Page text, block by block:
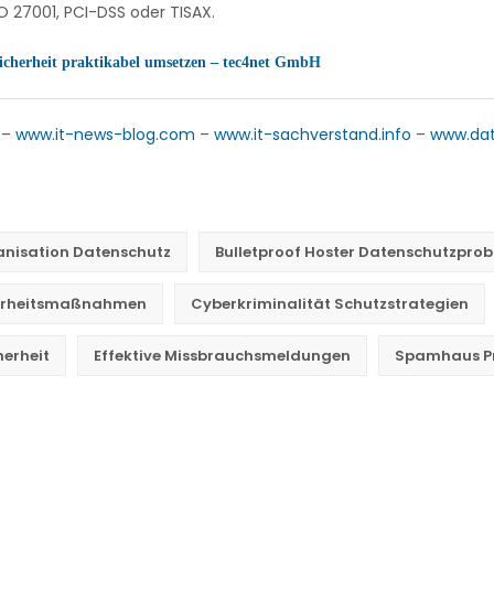
PCI-DSS oder TISAX.
praktikabel umsetzen – tec4net GmbH
www.it-news-blog.com – www.it-sachverstand.info –
Datenschutz Bulletproof Hoster
Cyberkriminalität Schutzstrategien
Effektive Missbrauchsmeldungen Spamhaus